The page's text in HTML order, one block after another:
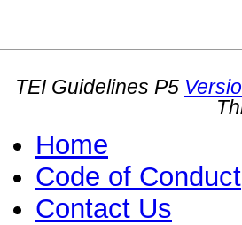
TEI Guidelines P5
Home
Code of Conduct
Contact Us